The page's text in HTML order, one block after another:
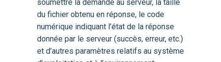
soumettre la demande au serveur, la taille
du fichier obtenu en réponse, le code
numérique indiquant l’état de la réponse
donnée par le serveur (succès, erreur, etc.)
et d’autres paramètres relatifs au système